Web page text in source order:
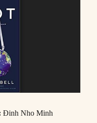
Đinh Nho Minh